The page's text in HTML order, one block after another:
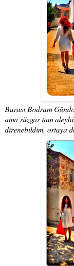
Burası Bodrum
ama rüzgar tam
direnebildim, ortaya